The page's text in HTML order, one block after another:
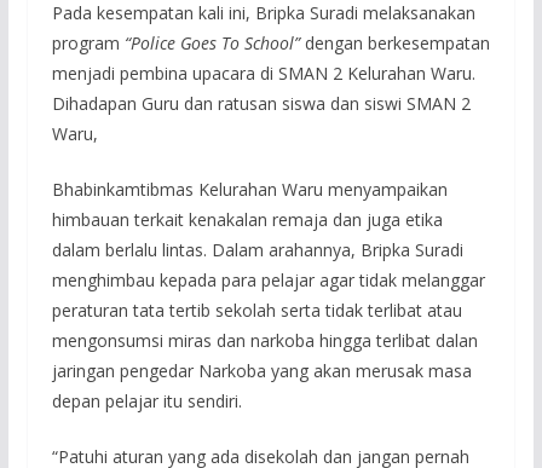
Pada kesempatan kali ini, Bripka Suradi melaksanakan
program “Police Goes To School”dengan berkesempatan
menjadi pembina upacara di SMAN 2 Kelurahan Waru.
Dihadapan Guru dan ratusan siswa dan siswi SMAN 2
Waru,
Bhabinkamtibmas Kelurahan Waru menyampaikan
himbauan terkait kenakalan remaja dan juga etika
dalam berlalu lintas. Dalam arahannya, Bripka Suradi
menghimbau kepada para pelajar agar tidak melanggar
peraturan tata tertib sekolah serta tidak terlibat atau
mengonsumsi miras dan narkoba hingga terlibat dalan
jaringan pengedar Narkoba yang akan merusak masa
depan pelajar itu sendiri.
“Patuhi aturan yang ada disekolah dan jangan pernah